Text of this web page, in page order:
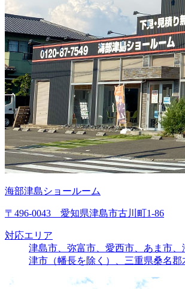
海部津島ショールーム
〒496-0043 愛知県津島市古川町1-86
対応エリア
津島市、弥富市、愛西市、あま市
津市（幡長を除く）、三重県桑名郡